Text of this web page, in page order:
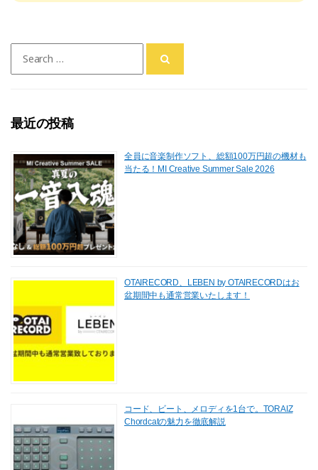
for:
最近の投稿
全員に音楽制作ソフト、総額100万円超の機材も
当たる！MI Creative Summer Sale 2026
OTAIRECORD、LEBEN by OTAIRECORDはお
盆期間中も通常営業いたします！
コード、ビート、メロディを1台で。TORAIZ
Chordcatの魅力を徹底解説